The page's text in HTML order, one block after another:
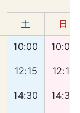
土
日
10:00
12:15
14:30
10:00
12:15
14:30